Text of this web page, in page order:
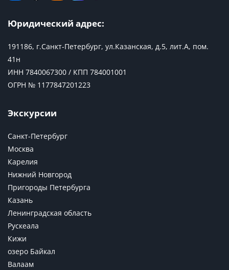
Юридический адрес:
191186, г.Санкт-Петербург, ул.Казанская, д.5, лит.А, пом.
41н
ИНН 7840067300 / КПП 784001001
ОГРН № 1177847201223
Экскурсии
Санкт-Петербург
Москва
Карелия
Нижний Новгород
Пригороды Петербурга
Казань
Ленинградская область
Рускеала
Кижи
озеро Байкал
Валаам